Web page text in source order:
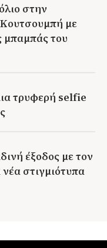
στην
με
μπαμπάς του
τρυφερή selfie
έξοδος με τον
στιγμιότυπα